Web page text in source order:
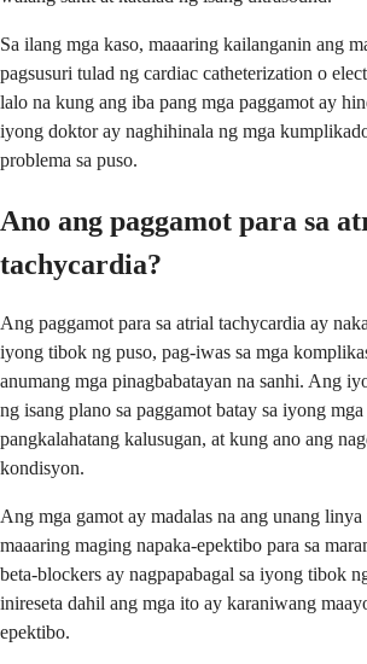
Sa ilang mga kaso, maaaring kailanganin ang
pagsusuri tulad ng cardiac catheterization o
lalo na kung ang iba pang mga paggamot ay
iyong doktor ay naghihinala ng mga
problema sa puso.
Ano ang paggamot para sa
tachycardia?
Ang paggamot para sa atrial tachycardia ay
iyong tibok ng puso, pag-iwas sa mga
anumang mga pinagbabatayan na sanhi. Ang
ng isang plano sa paggamot batay sa iyong
pangkalahatang kalusugan, at kung ano ang
kondisyon.
Ang mga gamot ay madalas na ang unang linya
maaaring maging napaka-epektibo para sa
beta-blockers ay nagpapabagal sa iyong tibok
inireseta dahil ang mga ito ay karaniwang
epektibo.